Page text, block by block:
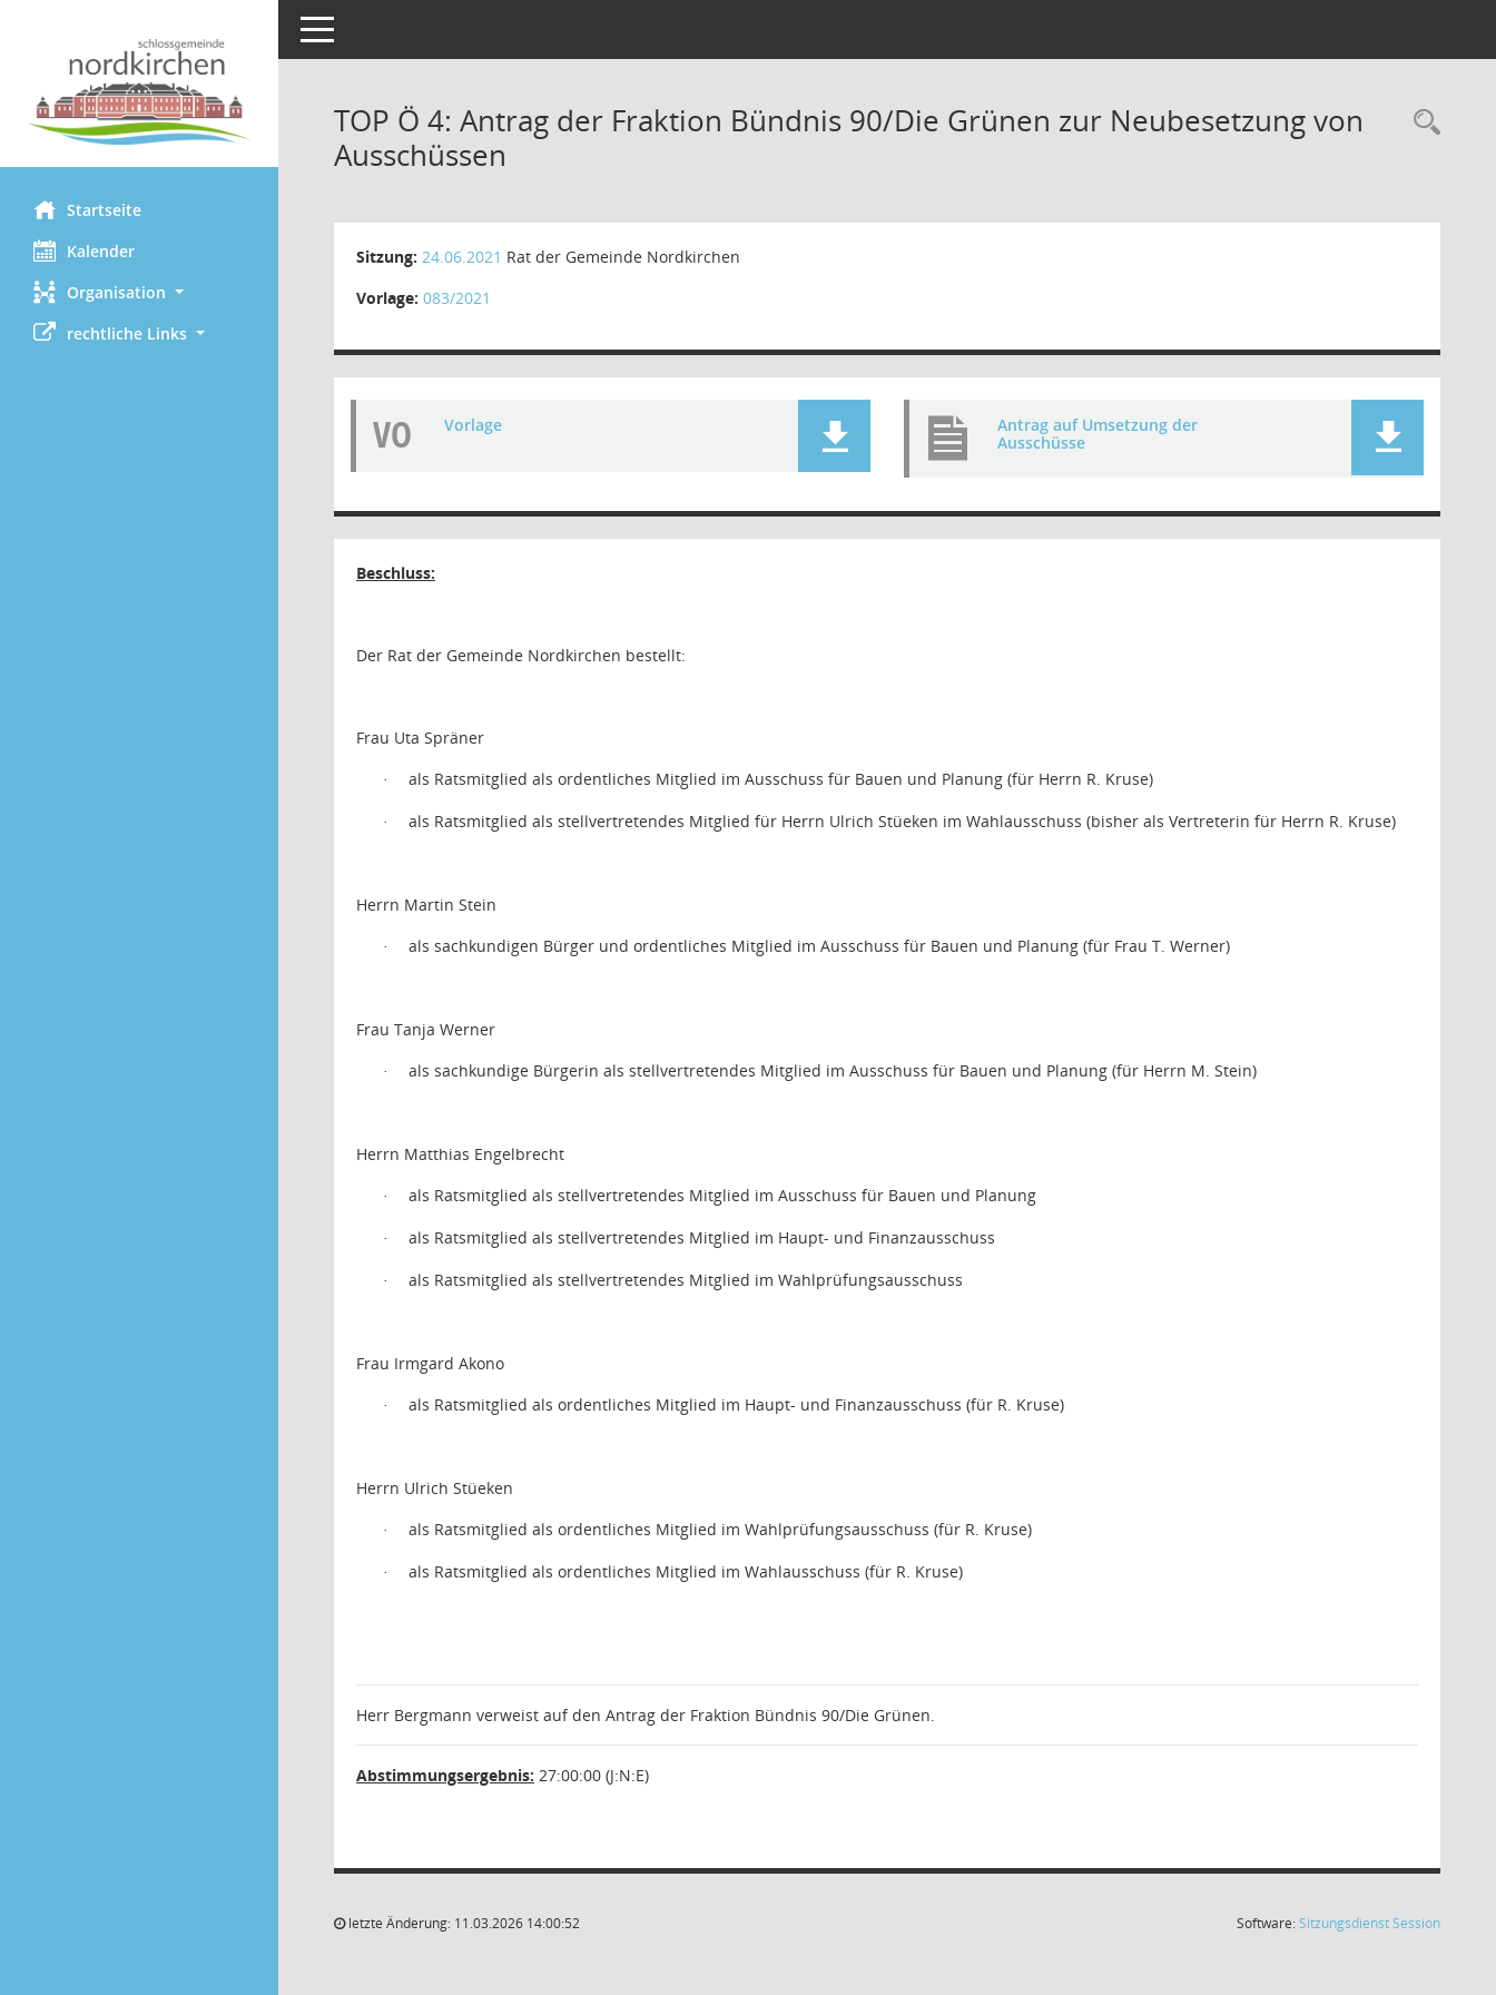
Startseite
Kalender
Organisation
rechtliche Links
Toggle navigation
TOP Ö 4: Antrag der Fraktion Bündnis 90/Die Grünen zur Neubesetzung von
Ausschüssen
Sitzung: 24.06.2021 Rat der Gemeinde Nordkirchen
Vorlage: 083/2021
VO Vorlage
Antrag auf Umsetzung der
Ausschüsse
Beschluss:
Der Rat der Gemeinde Nordkirchen bestellt:
Frau Uta Spräner
· als Ratsmitglied als ordentliches Mitglied im Ausschuss für Bauen und Planung (für Herrn R. Kruse)
· als Ratsmitglied als stellvertretendes Mitglied für Herrn Ulrich Stüeken im Wahlausschuss (bisher als Vertreterin für Herrn R. Kruse)
Herrn Martin Stein
· als sachkundigen Bürger und ordentliches Mitglied im Ausschuss für Bauen und Planung (für Frau T. Werner)
Frau Tanja Werner
· als sachkundige Bürgerin als stellvertretendes Mitglied im Ausschuss für Bauen und Planung (für Herrn M. Stein)
Herrn Matthias Engelbrecht
· als Ratsmitglied als stellvertretendes Mitglied im Ausschuss für Bauen und Planung
· als Ratsmitglied als stellvertretendes Mitglied im Haupt- und Finanzausschuss
· als Ratsmitglied als stellvertretendes Mitglied im Wahlprüfungsausschuss
Frau Irmgard Akono
· als Ratsmitglied als ordentliches Mitglied im Haupt- und Finanzausschuss (für R. Kruse)
Herrn Ulrich Stüeken
· als Ratsmitglied als ordentliches Mitglied im Wahlprüfungsausschuss (für R. Kruse)
· als Ratsmitglied als ordentliches Mitglied im Wahlausschuss (für R. Kruse)
Herr Bergmann verweist auf den Antrag der Fraktion Bündnis 90/Die Grünen.
Abstimmungsergebnis: 27:00:00 (J:N:E)
letzte Änderung: 11.03.2026 14:00:52 Software:SitzungsdienstSession(Wird in